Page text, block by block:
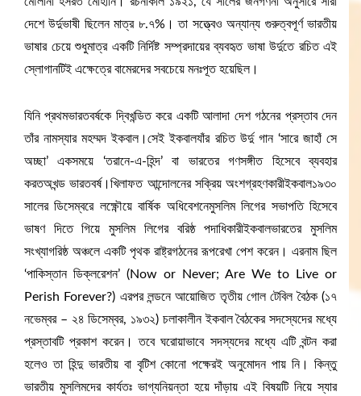
দেশে উর্দুভাষী ছিলেন মাত্র ৮.৭%। তা সত্ত্বেও অন্যান্য গুরুত্বপূর্ণ ভারতীয়
ভাষার চেয়ে শুধুমাত্র একটি নির্দিষ্ট সম্প্রদায়ের ব্যবহৃত ভাষা উর্দুতে রচিত এই
স্লোগানটিই এক্ষেত্রে বামেরদের সবচেয়ে মনঃপূত হয়েছিল।
যিনি প্রথমভারতবর্ষকে দ্বিখন্ডিত করে একটি আলাদা দেশ গঠনের প্রস্তাব দেন
তাঁর নামস্যার মহম্মদ ইকবাল।সেই ইকবালযাঁর রচিত উর্দু গান ‘সারে জাহাঁ সে
অচ্ছা’ একসময়ে ‘তরানে-এ-হিন্দ’ বা ভারতের গণসঙ্গীত হিসেবে ব্যবহার
করতঅখন্ড ভারতবর্ষ।খিলাফত আন্দোলনের সক্রিয় অংশগ্রহণকারীইকবাল১৯৩০
সালের ডিসেম্বরে লক্ষ্ণৌয়ে বার্ষিক অধিবেশনেমুসলিম লিগের সভাপতি হিসেবে
ভাষণ দিতে গিয়ে মুসলিম লিগের বরিষ্ঠ পদাধিকারীইকবালভারতের মুসলিম
সংখ্যাগরিষ্ঠ অঞ্চলে একটি পৃথক রাষ্ট্রগঠনের রূপরেখা পেশ করেন। এরনাম ছিল
‘পাকিস্তান ডিক্লরেশন’ (Now or Never; Are We to Live or
Perish Forever?) এরপর লন্ডনে আয়োজিত তৃতীয় গোল টেবিল বৈঠক (১৭
নভেম্বর – ২৪ ডিসেম্বর, ১৯৩২) চলাকালীন ইকবাল বৈঠকের সদস্যেদের মধ্যে
প্রস্তাবটি প্রকাশ করেন। তবে ঘরোয়াভাবে সদস্যদের মধ্যে এটি বন্টন করা
হলেও তা হিন্দু ভারতীয় বা বৃটিশ কোনো পক্ষেরই অনুমোদন পায় নি। কিন্তু
ভারতীয় মুসলিমদের কার্যতঃ ভাগ্যনিয়ন্তা হয়ে দাঁড়ায় এই বিষয়টি নিয়ে স্যার